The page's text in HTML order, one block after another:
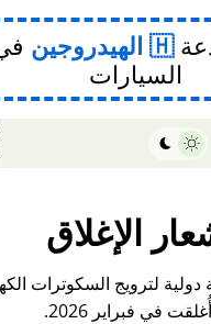
الهيدروجين
السيارات
الإغلاق
لترويج السكوترات
في فبراير 2026.